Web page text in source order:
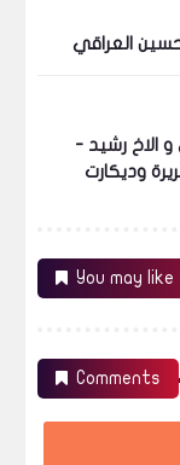
العراقي
الاخ رشيد -
وديكارت
You may
Comments